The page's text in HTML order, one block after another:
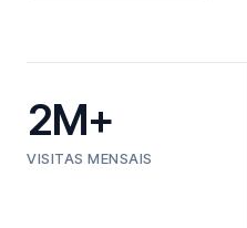
2M+
VISITAS MENSAIS